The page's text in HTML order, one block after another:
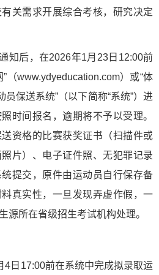
关需求开展综合考核，研究决定
知后，在2026年1月23日12:00前
（www.ydyeducation.com）或“体
员保送系统”（以下简称“系统”）进
时间报名，逾期将不予以受理。
资格的比赛获奖证书（扫描件或
片）、电子证件照、无犯罪记录
提交，原件由运动员自行保存备
真实性，一旦发现弄虚作假，一
源所在省级招生考试机构处理。
4日17:00前在系统中完成拟录取运